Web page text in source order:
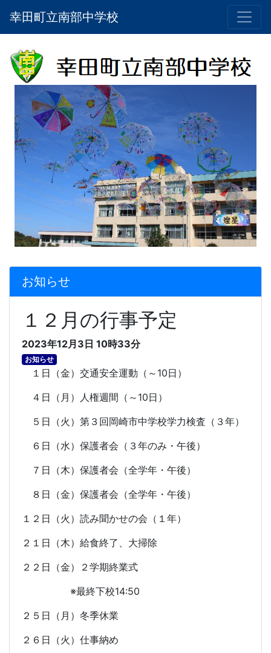
幸田町立南部中学校
お知らせ
１２月の行事予定
2023年12月3日 10時33分
お知らせ
１日（金）交通安全運動（～ 10日）
４日（月）人権週間（～ 10日）
５日（火）第３回岡崎市中学校学力検査（３年）
６日（水）保護者会（３年のみ・午後）
７日（木）保護者会（全学年・午後）
８日（金）保護者会（全学年・午後）
１２日（火）読み聞かせの会（１年）
２１日（木）給食終了、大掃除
２２日（金）２学期終業式
※最終下校14:50
２５日（月）冬季休業
２６日（火）仕事納め